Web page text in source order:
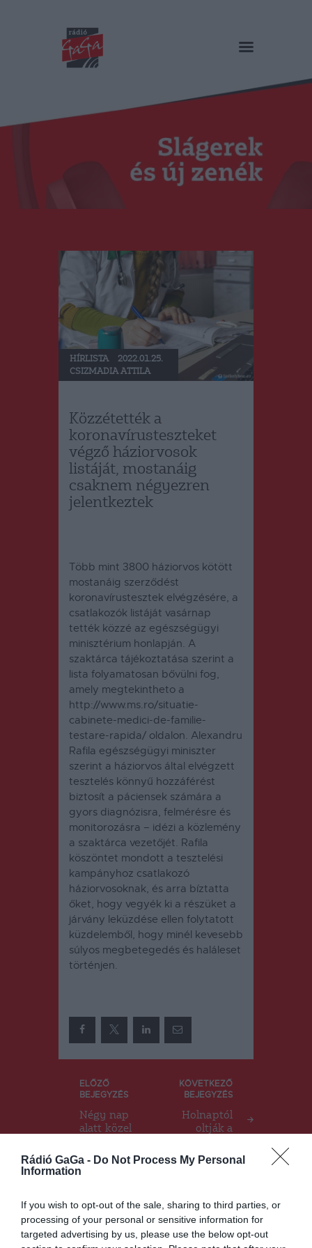
Rádió GaGa - Do Not Process My Personal
Information
If you wish to opt-out of the sale, sharing to third parties, or
processing of your personal or sensitive information for
targeted advertising by us, please use the below opt-out
RÁDIÓ GAGA
Műsorok
Duma Duba
Podcast és videók
Stáb
Kapcsolat
HÍRLISTA
2022.01.25.
CSIZMADIA ATTILA
Közzétették a
koronavírusteszteket
végző háziorvosok
listáját, mostanáig
csaknem négyezren
jelentkeztek
Több mint 3800 háziorvos kötött
mostanáig szerződést
koronavírustesztek elvégzésére, a
csatlakozók listáját vasárnap
tették közzé az egészségügyi
minisztérium honlapján. A
szaktárca tájékoztatása szerint a
lista folyamatosan bővülni fog,
amely megtekintheto a
http://www.ms.ro/situatie-
cabinete-medici-de-familie-
testare-rapida/ oldalon. Alexandru
Rafila egészségügyi miniszter
szerint a háziorvos által elvégzett
tesztelés könnyű hozzáférést
biztosít a páciensek számára a
gyors diagnózisra, felmérésre és
monitorozásra – idézi a közlemény
a szaktárca vezetőjét. Rafila
köszöntet mondott a tesztelési
kampányhoz csatlakozó
háziorvosoknak, és arra bíztatta
őket, hogy vegyék ki a részüket a
járvány leküzdése ellen folytatott
küzdelemből, hogy minél kevesebb
súlyos megbetegedés és haláleset
történjen.
Bejegyzés
navigáció
ELŐZŐ
BEJEGYZÉS
Négy nap
alatt közel
ezrelékpontt
al
fertőzöttség
i mutató
Kovászna
KÖVETKEZŐ
BEJEGYZÉS
Holnaptól
oltják a